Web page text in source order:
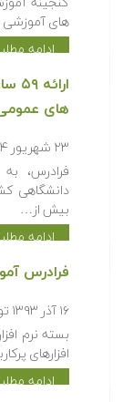
۵ دی ۱۳۹۴
ادامه
های عمومی
۲۳ شهریور ۱۳۹۴
فرادرس،
دانشگاهی
ادامه
فرادرس
۱۶ آذر ۱۳۹۳